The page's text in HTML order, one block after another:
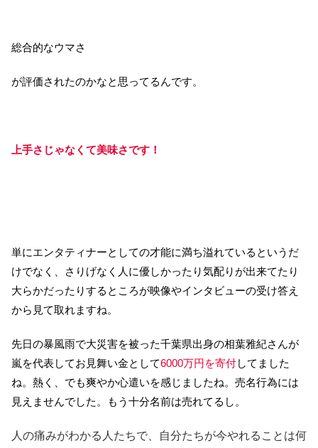
総合的なウマさ
が評価されたのかなと思ってるんです。
上手さじゃなくて美味さです！
単にエンタティナーとしての才能に満ち溢れているというだ
けでなく、さりげなく人に優しかったり気配りが出来てたり
大らかだったりするところが映像やインタビューの受け答え
から見て取れますね。
先日の暴風雨で大災害を被った千葉県出身の相葉雅紀さんが
嵐を代表してお見舞い金として6000万円を寄付してました
ね。熱く、でも爽やか心遣いを感じましたね。売名行為には
見えませんでした。もう十分名前は売れてるし。
人の痛みがわかる人たちで、自分たちが今やれることは何